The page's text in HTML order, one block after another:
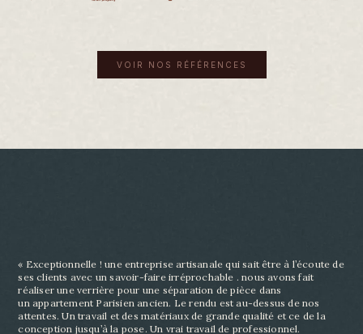
VOIR NOS RÉFÉRENCES
« Exceptionnelle ! une entreprise artisanale qui sait être à l’écoute de
ses clients avec un savoir-faire irréprochable . nous avons fait
réaliser une verrière pour une séparation de pièce dans
un appartement Parisien ancien. Le rendu est au-dessus de nos
attentes. Un travail et des matériaux de grande qualité et ce de la
conception jusqu’à la pose. Un vrai travail de professionnel.